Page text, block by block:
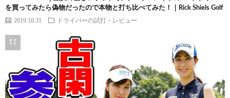
を買ってみたら偽物だったので本物と打ち比べてみた！｜Rick Shiels Golf
2019.10.31 ドライバーの試打・レビュー